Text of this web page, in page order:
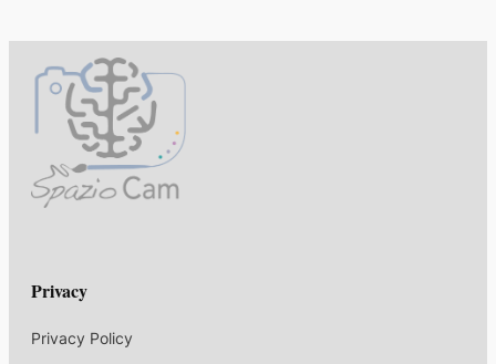
Privacy
Privacy Policy